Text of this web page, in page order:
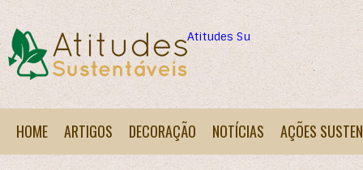
Atitudes Sustentáveis
HOME ARTIGOS DECORAÇÃO NOTÍCIAS AÇÕES